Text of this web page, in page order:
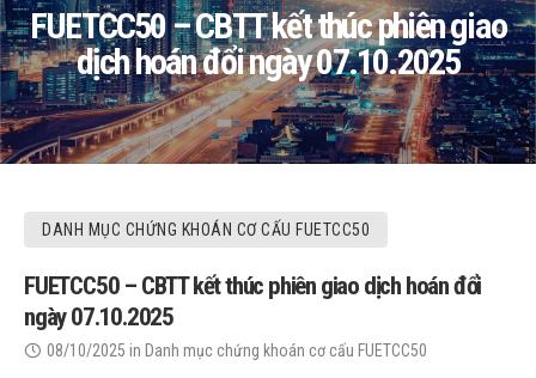
FUETCC50 – CBTT kết thúc phiên giao
dịch hoán đổi ngày 07.10.2025
DANH MỤC CHỨNG KHOÁN CƠ CẤU FUETCC50
FUETCC50 – CBTT kết thúc phiên giao dịch hoán đổi
ngày 07.10.2025
08/10/2025 in Danh mục chứng khoán cơ cấu FUETCC50